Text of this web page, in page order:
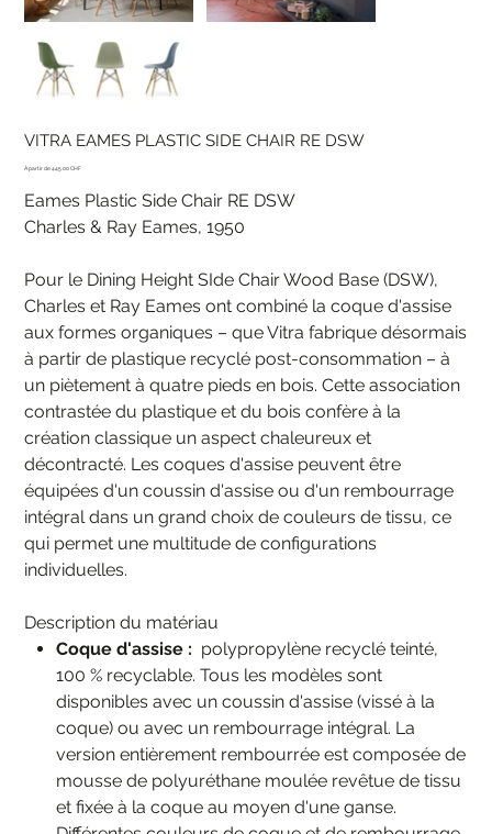
VITRA EAMES PLASTIC SIDE CHAIR RE DSW
Prix 445.00 CHF
Eames Plastic Side Chair RE DSW
Charles & Ray Eames, 1950
Pour le Dining Height SIde Chair Wood Base (DSW),
Charles et Ray Eames ont combiné la coque d'assise
aux formes organiques – que Vitra fabrique désormais
à partir de plastique recyclé post-consommation – à
un piètement à quatre pieds en bois. Cette association
contrastée du plastique et du bois confère à la
création classique un aspect chaleureux et
décontracté. Les coques d'assise peuvent être
équipées d'un coussin d'assise ou d'un rembourrage
intégral dans un grand choix de couleurs de tissu, ce
qui permet une multitude de configurations
individuelles.
Description du matériau
Coque d'assise : polypropylène recyclé teinté,
100 % recyclable. Tous les modèles sont
disponibles avec un coussin d'assise (vissé à la
coque) ou avec un rembourrage intégral. La
version entièrement rembourrée est composée de
mousse de polyuréthane moulée revêtue de tissu
et fixée à la coque au moyen d'une ganse.